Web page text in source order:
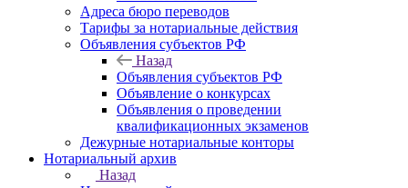
Адреса бюро переводов
Тарифы за нотариальные действия
Объявления субъектов РФ
Назад
Объявления субъектов РФ
Объявление о конкурсах
Объявления о проведении
квалификационных экзаменов
Дежурные нотариальные конторы
Нотариальный архив
Назад